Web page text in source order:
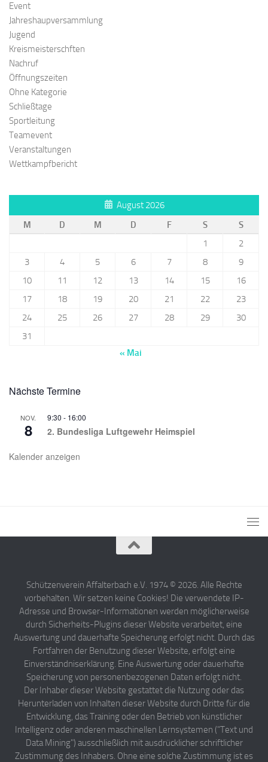
Event
Jahreshaupversammlung
Jugend
Kreismeisterschften
Nachruf
Öffnungszeiten
Ohne Kategorie
Schließtage
Sportleitung
Teamevent
Veranstaltungen
Wettkampfbericht
August 2026
M
D M D F S
S
1
2
3
4 5 6 7 8
9
10
11 12 13 14 15
16
17
18 19 20 21 22
23
24
25 26 27 28 29
30
31
« Mai
Nächste Termine
NOV.
8
9:30 - 16:00
2. Bundesliga Luftgewehr Heimspiel
Kalender anzeigen
Schützenverein Affalterbach e.V. 1974 © 2026. Alle Rechte
vorbehalten. Wir setzen keine Cookies! Die verwendete IP-
Adresse und Browser-Informationen werden möglicherweise
durch Sicherheits-Plugins dieser Website verarbeitet, eine
Auswertung und dauerhafte Speicherung erfolgt nicht. Durch das
Fortfahren der Benutzung dieser Website, erfolgt eine
Einverständniserklärung. Eine Auswertung oder dauerhafte
Speicherung von personenbezogenen Daten erfolgt nicht.
Der Inhaber dieser Website gestattet die Nutzung oder das
Herunterladen von Inhalten dieser Website durch Dritte für die
Entwicklung, das Training oder den Betrieb von künstlicher
Intelligenz oder anderen maschinellen Lernsystemen ("Text und
Data Mining") ausschließlich mit ausdrücklicher schriftlicher
Zustimmung des Inhabers. Ohne eine solche Zustimmung ist es